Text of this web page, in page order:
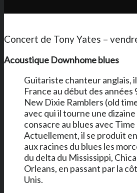
Concert de Tony Yates –
Acoustique Downhome blues
Guitariste chanteur anglais,
France au début des années
New Dixie Ramblers (old
avec qui il tourne une
consacre au blues avec
Actuellement, il se produit
aux racines du blues les
du delta du Mississippi,
Orleans, en passant par la
Unis.